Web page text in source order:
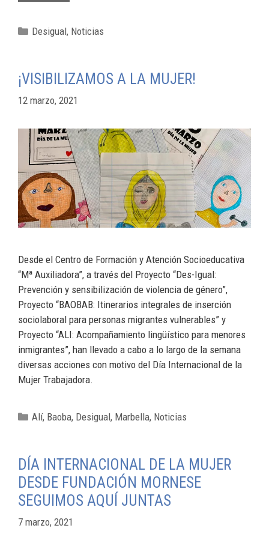
Desigual, Noticias
¡VISIBILIZAMOS A LA MUJER!
12 marzo, 2021
Desde el Centro de Formación y Atención Socioeducativa
“Mª Auxiliadora”, a través del Proyecto “Des-Igual:
Prevención y sensibilización de violencia de género”,
Proyecto “BAOBAB: Itinerarios integrales de inserción
sociolaboral para personas migrantes vulnerables” y
Proyecto “ALI: Acompañamiento lingüístico para menores
inmigrantes”, han llevado a cabo a lo largo de la semana
diversas acciones con motivo del Día Internacional de la
Mujer Trabajadora.
Alí, Baoba, Desigual, Marbella, Noticias
DÍA INTERNACIONAL DE LA MUJER
DESDE FUNDACIÓN MORNESE
SEGUIMOS AQUÍ JUNTAS
7 marzo, 2021